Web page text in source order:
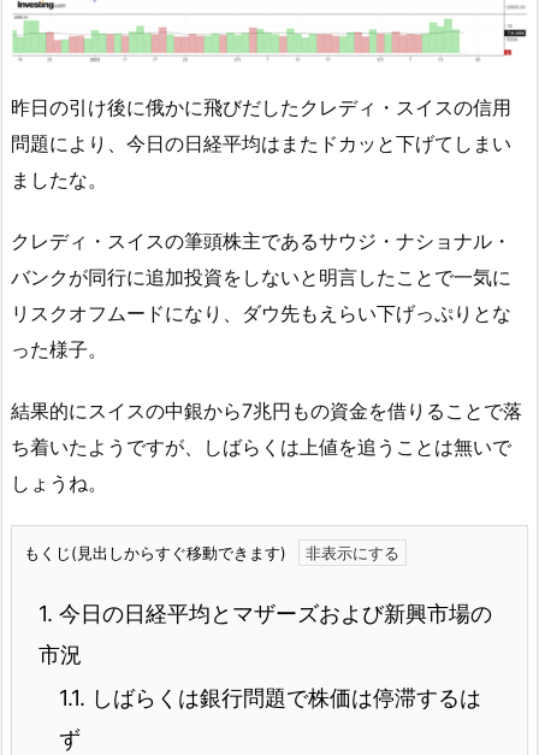
昨日の引け後に俄かに飛びだしたクレディ・スイスの信用
問題により、今日の日経平均はまたドカッと下げてしまい
ましたな。
クレディ・スイスの筆頭株主であるサウジ・ナショナル・
バンクが同行に追加投資をしないと明言したことで一気に
リスクオフムードになり、ダウ先もえらい下げっぷりとな
った様子。
結果的にスイスの中銀から7兆円もの資金を借りることで落
ち着いたようですが、しばらくは上値を追うことは無いで
しょうね。
もくじ(見出しからすぐ移動できます)
1. 今日の日経平均とマザーズおよび新興市場の
市況
1.1. しばらくは銀行問題で株価は停滞するは
ず